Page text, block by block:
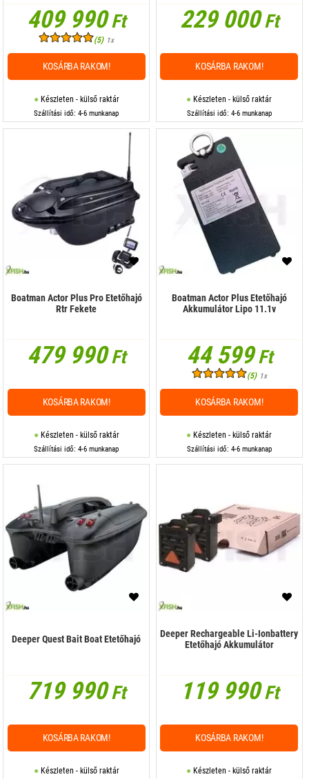
409 990Ft
(5) 1x
Készleten - külső raktár
Szállítási idő: 4-6 munkanap
KOSÁRBA RAKOM!
229 000Ft
Készleten - külső raktár
Szállítási idő: 4-6 munkanap
KOSÁRBA RAKOM!
Boatman Actor Plus Pro Etetőhajó
Rtr Fekete
479 990Ft
Készleten - külső raktár
Szállítási idő: 4-6 munkanap
KOSÁRBA RAKOM!
Boatman Actor Plus Etetőhajó
Akkumulátor Lipo 11.1v
44 599Ft
(5) 1x
Készleten - külső raktár
Szállítási idő: 4-6 munkanap
KOSÁRBA RAKOM!
Deeper Quest Bait Boat Etetőhajó
719 990Ft
Készleten - külső raktár
KOSÁRBA RAKOM!
Deeper Rechargeable Li-Ionbattery
Etetőhajó Akkumulátor
119 990Ft
Készleten - külső raktár
KOSÁRBA RAKOM!